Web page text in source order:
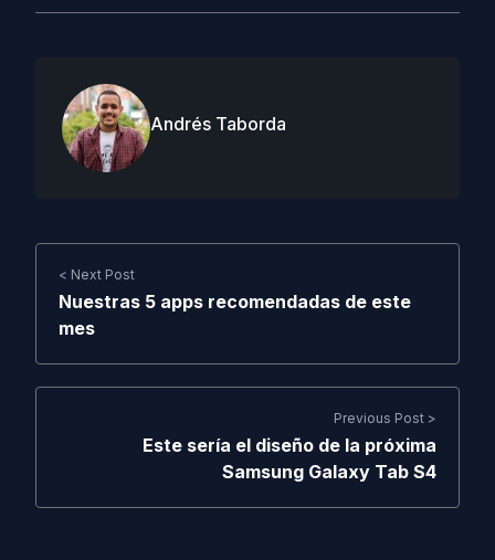
Andrés Taborda
< Next Post
Nuestras 5 apps recomendadas de este
mes
Previous Post >
Este sería el diseño de la próxima
Samsung Galaxy Tab S4